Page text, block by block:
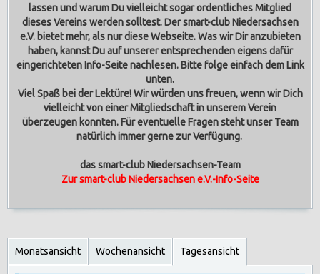
lassen und warum Du vielleicht sogar ordentliches Mitglied
dieses Vereins werden solltest. Der smart-club Niedersachsen
e.V. bietet mehr, als nur diese Webseite. Was wir Dir anzubieten
haben, kannst Du auf unserer entsprechenden eigens dafür
eingerichteten Info-Seite nachlesen. Bitte folge einfach dem Link
unten.
Viel Spaß bei der Lektüre! Wir würden uns freuen, wenn wir Dich
vielleicht von einer Mitgliedschaft in unserem Verein
überzeugen konnten. Für eventuelle Fragen steht unser Team
natürlich immer gerne zur Verfügung.
das smart-club Niedersachsen-Team
Zur smart-club Niedersachsen e.V.-Info-Seite
Monatsansicht Wochenansicht Tagesansicht